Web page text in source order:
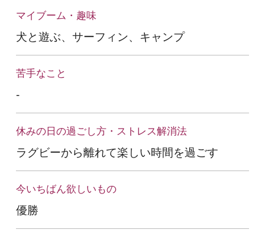
マイブーム・趣味
犬と遊ぶ、サーフィン、キャンプ
苦手なこと
-
休みの日の過ごし方・ストレス解消法
ラグビーから離れて楽しい時間を過ごす
今いちばん欲しいもの
優勝